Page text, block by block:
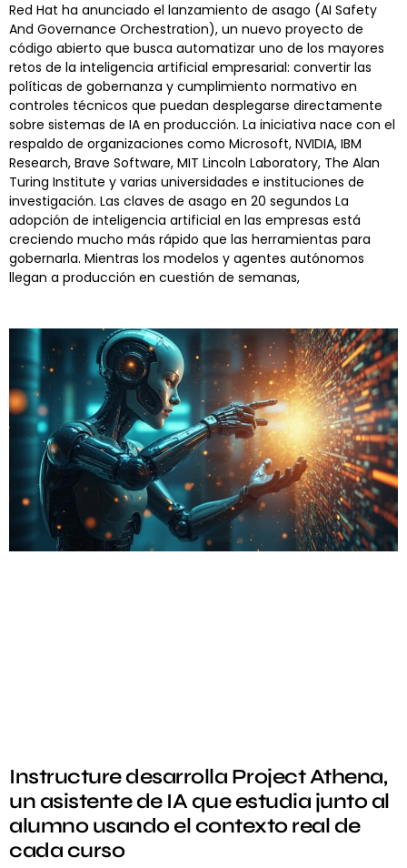
Red Hat ha anunciado el lanzamiento de asago (AI Safety
And Governance Orchestration), un nuevo proyecto de
código abierto que busca automatizar uno de los mayores
retos de la inteligencia artificial empresarial: convertir las
políticas de gobernanza y cumplimiento normativo en
controles técnicos que puedan desplegarse directamente
sobre sistemas de IA en producción. La iniciativa nace con el
respaldo de organizaciones como Microsoft, NVIDIA, IBM
Research, Brave Software, MIT Lincoln Laboratory, The Alan
Turing Institute y varias universidades e instituciones de
investigación. Las claves de asago en 20 segundos La
adopción de inteligencia artificial en las empresas está
creciendo mucho más rápido que las herramientas para
gobernarla. Mientras los modelos y agentes autónomos
llegan a producción en cuestión de semanas,
Instructure desarrolla Project Athena,
un asistente de IA que estudia junto al
alumno usando el contexto real de
cada curso